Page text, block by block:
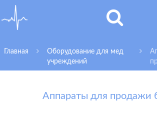
Главная
Оборудование для мед
учреждений
Аппараты для продажи